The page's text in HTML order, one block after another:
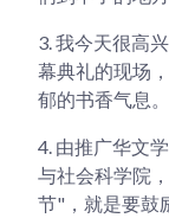
3. 我今天很高
幕典礼的现场
郁的书香气息。
4. 由推广华文
与社会科学院
节"，就是要鼓